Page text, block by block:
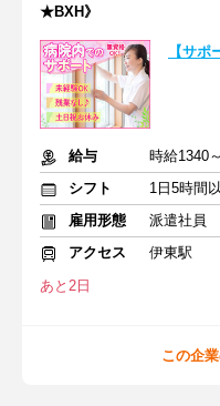
★BXH》
【サ
給与
時給1340
シフト
1日5時間
雇用形態
派遣社員
アクセス
伊東駅
あと2日
この企